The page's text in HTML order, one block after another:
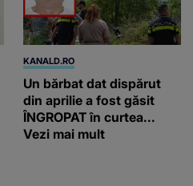
KANALD.RO
Un bărbat dat dispărut
din aprilie a fost găsit
ÎNGROPAT în curtea...
Vezi mai mult